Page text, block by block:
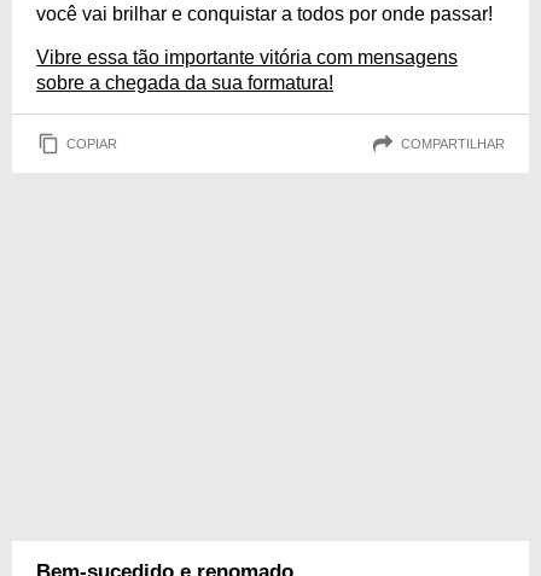
você vai brilhar e conquistar a todos por onde passar!
Vibre essa tão importante vitória com mensagens
sobre a chegada da sua formatura!
COPIAR COMPARTILHAR